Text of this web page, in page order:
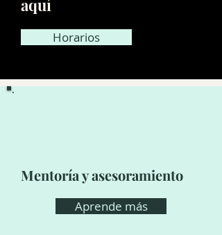
aquí
Horarios
Mentoría y asesoramiento
Aprende más